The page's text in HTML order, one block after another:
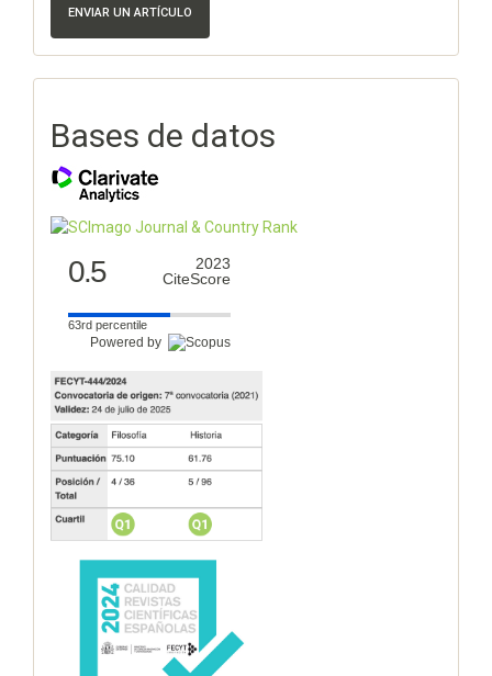
ENVIAR UN ARTÍCULO
Bases de datos
0.5
2023
CiteScore
63rd percentile
Powered by